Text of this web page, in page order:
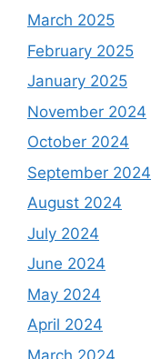
March 2025
February 2025
January 2025
November 2024
October 2024
September 2024
August 2024
July 2024
June 2024
May 2024
April 2024
March 2024